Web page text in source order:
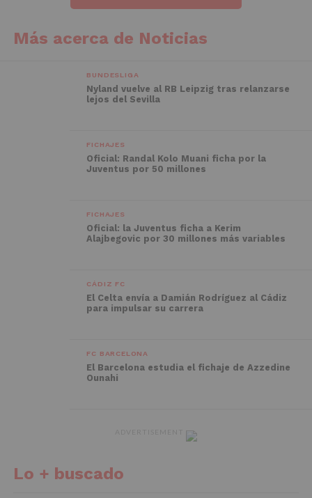
Más acerca de Noticias
BUNDESLIGA
Nyland vuelve al RB Leipzig tras relanzarse
lejos del Sevilla
FICHAJES
Oficial: Randal Kolo Muani ficha por la
Juventus por 50 millones
FICHAJES
Oficial: la Juventus ficha a Kerim
Alajbegovic por 30 millones más variables
CÁDIZ FC
El Celta envía a Damián Rodríguez al Cádiz
para impulsar su carrera
FC BARCELONA
El Barcelona estudia el fichaje de Azzedine
Ounahi
Lo + buscado